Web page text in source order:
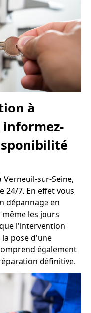
à
informez-
sur-Seine,
24/7. En effet vous
dépannage en
les jours
l'intervention
pose d'une
également
définitive.